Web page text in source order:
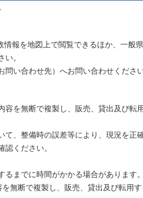
報を地図上で閲覧できるほか、一般
。
い合わせ先）へお問い合わせください
を無断で複製し、販売、貸出及び転
、整備時の誤差等により、現況を正
ください。
までに時間がかかる場合があります。
無断で複製し、販売、貸出及び転用す